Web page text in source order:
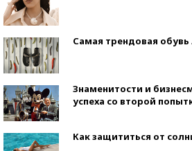
Самая трендовая обувь
Знаменитости и
успеха со второй
Как защититься от